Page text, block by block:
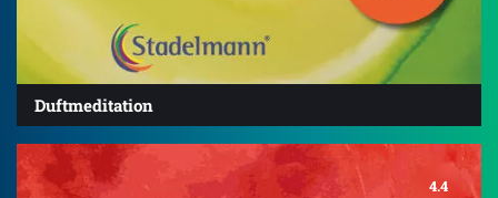
Duftmeditation
4.4